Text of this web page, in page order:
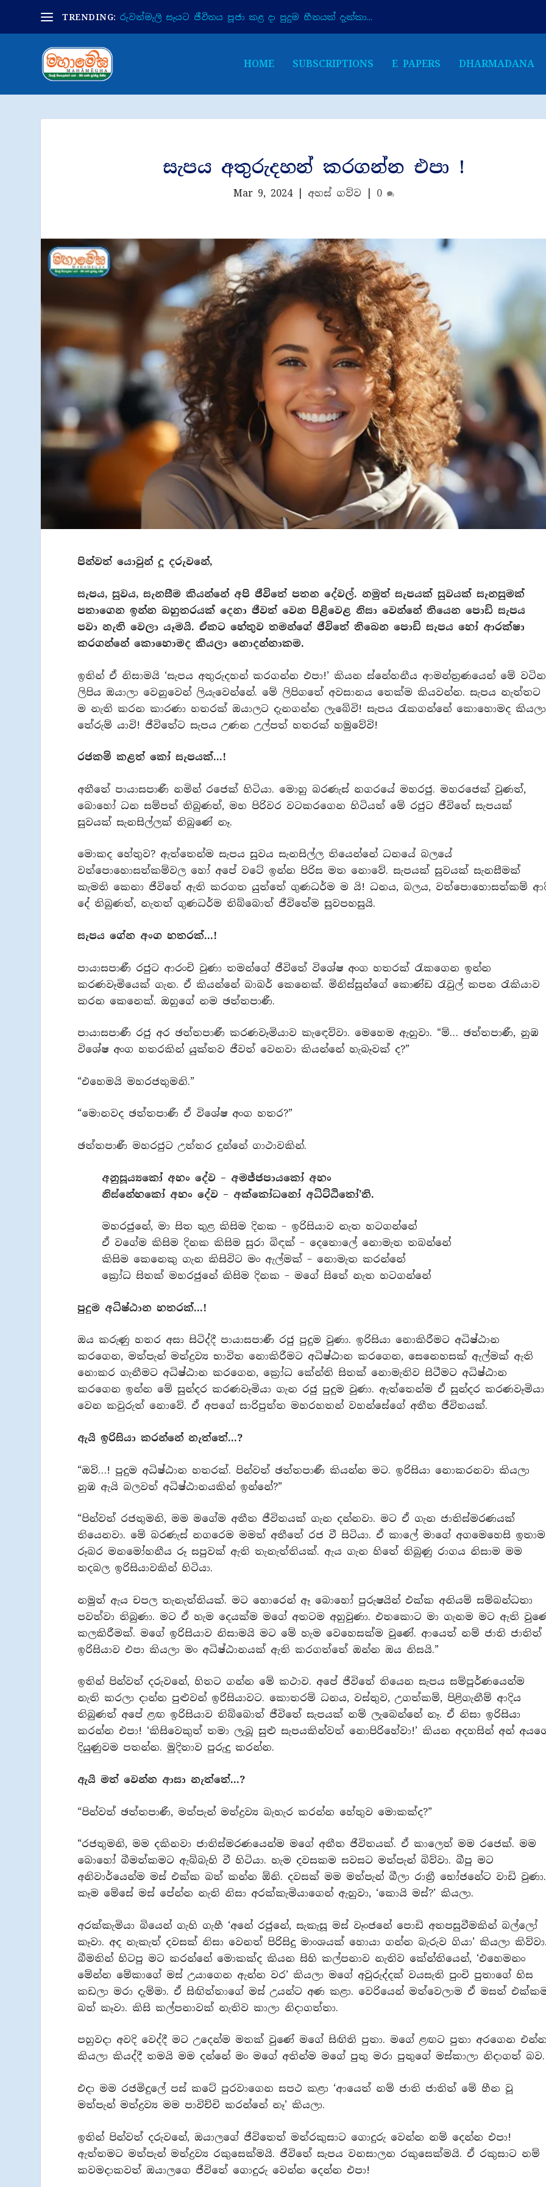
TRENDING: රුවන්මැලි සෑයට ජීවිතය පූජා කළ දා පුදුම හීනයක් දැක්කා...
HOME SUBSCRIPTIONS E PAPERS DHARMADANA
සැපය අතුරුදහන් කරගන්න එපා !
Mar 9, 2024| අහස් ගව්ව 0
පින්වත් යොවුන් දූ දරුවනේ,
සැපය, සුවය, සැනසීම කියන්නේ අපි ජීවිතේ පතන දේවල්. නමුත් සැපයක් සුවයක් සැනසුමක්
පතාගෙන ඉන්න බහුතරයක් දෙනා ජීවත් වෙන පිළිවෙළ නිසා වෙන්නේ තියෙන පොඩි සැපය
පවා නැති වෙලා යෑමයි. ඒකට හේතුව තමන්ගේ ජීවිතේ තිබෙන පොඩි සැපය හෝ ආරක්ෂා
කරගන්නේ කොහොමද කියලා නොදන්නාකම.
ඉතින් ඒ නිසාමයි ‘සැපය අතුරුදහන් කරගන්න එපා!’ කියන ස්නේහනීය ආමන්ත්‍රණයෙන් මේ
ලිපිය ඔයාලා වෙනුවෙන් ලියැවෙන්නේ. මේ ලිපිගතේ අවසානය තෙක්ම කියවන්න. සැපය නැත්තට
ම නැති කරන කාරණා හතරක් ඔයාලට දැනගන්න ලැබේවි! සැපය රැකගන්නේ කොහොමද කියලා
තේරුම් යාවි! ජීවිතේට සැපය උණන උල්පත් හතරක් හමුවේවි!
රජකම් කළත් කෝ සැපයක්…!
අතීතේ පායාසපාණී නමින් රජෙක් හිටියා. මොහු බරණැස් නගරයේ මහරජු. මහරජෙක් වුණත්,
බොහෝ ධන සම්පත් තිබුණත්, මහ පිරිවර වටකරගෙන හිටියත් මේ රජුට ජීවිතේ සැපයක්
සුවයක් සැනසිල්ලක් තිබුණේ නෑ.
මොකද හේතුව? ඇත්තෙන්ම සැපය සුවය සැනසිල්ල තියෙන්නේ ධනයේ බලයේ
වත්පොහොසත්කම්වල හෝ අපේ වටේ ඉන්න පිරිස මත නොවේ. සැපයක් සුවයක් සැනසීමක්
කැමති කෙනා ජීවිතේ ඇති කරගත යුත්තේ ගුණධර්ම ම යි! ධනය, බලය, වත්පොහොසත්කම්
දේ තිබුණත්, නැතත් ගුණධර්ම තිබ්බොත් ජීවිතේම සුවපහසුයි.
සැපය ගේන අංග හතරක්…!
පායාසපාණී රජුට ආරංචි වුණා තමන්ගේ ජීවිතේ විශේෂ අංග හතරක් රැකගෙන ඉන්න
කරණවෑමියෙක් ගැන. ඒ කියන්නේ බාබර් කෙනෙක්. මිනිස්සුන්ගේ කොණ්ඩ රැවුල් කපන රැකියාව
කරන කෙනෙක්. ඔහුගේ නම ඡත්තපාණී.
පායාසපාණී රජු අර ඡත්තපාණී කරණවෑමියාව කැඳෙව්වා. මෙහෙම ඇහුවා. “ම්… ඡත්තපාණී, නුඹ
විශේෂ අංග හතරකින් යුක්තව ජීවත් වෙනවා කියන්නේ හැබෑවක් ද?”
“එහෙමයි මහරජතුමනි.”
“මොනවද ඡත්තපාණී ඒ විශේෂ අංග හතර?”
ඡත්තපාණී මහරජුට උත්තර දුන්නේ ගාථාවකින්.
අනුසූය්‍යකෝ අහං දේව – අමජ්ජපායකෝ අහං
නිස්නේහකෝ අහං දේව – අක්කෝධනෝ අධිට්ඨිතෝ’ති.
මහරජුනේ, මා සිත තුළ කිසිම දිනක – ඉරිසියාව නැත හටගන්නේ
ඒ වගේම කිසිම දිනක කිසිම සුරා බිඳක් – දෙතොලේ නොමැත තබන්නේ
කිසිම කෙනෙකු ගැන කිසිවිට මං ඇල්මක් – නොමැත කරන්නේ
ක්‍රෝධ සිතක් මහරජුනේ කිසිම දිනක – මගේ සිතේ නැත හටගන්නේ
පුදුම අධිෂ්ඨාන හතරක්…!
ඔය කරුණු හතර අසා සිටිද්දී පායාසපාණී රජු පුදුම වුණා. ඉරිසියා නොකිරීමට අධිෂ්ඨාන
කරගෙන, මත්පැන් මත්ද්‍රව්‍ය භාවිත නොකිරීමට අධිෂ්ඨාන කරගෙන, සෙනෙහසක් ඇල්මක් ඇති
නොකර ගැනීමට අධිෂ්ඨාන කරගෙන, ක්‍රෝධ කේන්ති සිතක් නොමැතිව සිටීමට අධිෂ්ඨාන
කරගෙන ඉන්න මේ සුන්දර කරණවෑමියා ගැන රජු පුදුම වුණා. ඇත්තෙන්ම ඒ සුන්දර කරණවෑමියා
වෙන කවුරුත් නොවේ. ඒ අපගේ සාරිපුත්ත මහරහතන් වහන්සේගේ අතීත ජීවිතයක්.
ඇයි ඉරිසියා කරන්නේ නැත්තේ…?
“ඔව්…! පුදුම අධිෂ්ඨාන හතරක්. පින්වත් ඡත්තපාණී කියන්න මට. ඉරිසියා නොකරනවා කියලා
නුඹ ඇයි බලවත් අධිෂ්ඨානයකින් ඉන්නේ?”
“පින්වත් රජතුමනි, මම මගේම අතීත ජීවිතයක් ගැන දන්නවා. මට ඒ ගැන ජාතිස්මරණයක්
තියෙනවා. මේ බරණැස් නගරෙම මමත් අතීතේ රජ වී සිටියා. ඒ කාලේ මාගේ අගමෙහෙසි ඉතාම
රූබර මනමෝහනීය රූ සපුවක් ඇති තැනැත්තියක්. ඇය ගැන හිතේ තිබුණු රාගය නිසාම මම
තදබල ඉරිසියාවකින් හිටියා.
නමුත් ඇය චපල තැනැත්තියක්. මට හොරෙන් ඈ බොහෝ පුරුෂයින් එක්ක අනියම් සම්බන්ධතා
පවත්වා තිබුණා. මට ඒ හැම දෙයක්ම මගේ අතටම අහුවුණා. එතකොට මා ගැනම මට ඇති
කලකිරීමක්. මගේ ඉරිසියාව නිසාමයි මට මේ හැම වෙහෙසක්ම වුණේ. ආයෙත් නම් ජාති ජාතිත්
ඉරිසියාව එපා කියලා මං අධිෂ්ඨානයක් ඇති කරගත්තේ ඔන්න ඔය නිසයි.”
ඉතින් පින්වත් දරුවනේ, හිතට ගන්න මේ කථාව. අපේ ජීවිතේ තියෙන සැපය සම්පූර්ණයෙන්ම
නැති කරලා දාන්න පුළුවන් ඉරිසියාවට. කොතරම් ධනය, වස්තුව, උගත්කම්, පිළිගැනීම් ආදිය
තිබුණත් අපේ ළඟ ඉරිසියාව තිබ්බොත් ජීවිතේ සැපයක් නම් ලැබෙන්නේ නෑ. ඒ නිසා ඉරිසියා
කරන්න එපා! ‘කිසිවෙකුත් තමා ලැබූ සුළු සැපයකින්වත් නොපිරිහේවා!’ කියන අදහසින් අන්
දියුණුවම පතන්න. මුදිතාව පුරුදු කරන්න.
ඇයි මත් වෙන්න ආසා නැත්තේ…?
“පින්වත් ඡත්තපාණී, මත්පැන් මත්ද්‍රව්‍ය බැහැර කරන්න හේතුව මොකක්ද?”
“රජතුමනි, මම දකිනවා ජාතිස්මරණයෙන්ම මගේ අතීත ජීවිතයක්. ඒ කාලෙත් මම රජෙක්. මම
බොහෝ බීමත්කමට ඇබ්බැහි වී හිටියා. හැම දවසකම සවසට මත්පැන් බිව්වා. බීපු මට
අනිවාර්යෙන්ම මස් එක්ක බත් කන්න ඕනි. දවසක් මම මත්පැන් බීලා රාත්‍රී භෝජනේට වාඩි වුණා.
කෑම මේසේ මස් පේන්න නැති නිසා අරක්කැමියාගෙන් ඇහුවා, ‘කොයි මස්?’ කියලා.
අරක්කැමියා බියෙන් ගැහි ගැහී ‘අනේ රජුනේ, සැකැසූ මස් වෑංජනේ පොඩි අතපසුවීමකින් බල්ලෝ
කෑවා. අද නැකැත් දවසක් නිසා වෙනත් පිරිසිදු මාංශයක් හොයා ගන්න බැරුව ගියා’ කියලා
බීමතින් හිටපු මට කරන්නේ මොකක්ද කියන සිහි කල්පනාව නැතිව කේන්තියෙන්, ‘එහෙමනං
මේන්න මේකාගේ මස් උයාගෙන ඇන්න වර’ කියලා මගේ අවුරුද්දක් වයසැති පුංචි පුතාගේ හිස
කඩලා මරා දැම්මා. ඒ සිඟිත්තාගේ මස් උයන්ට අණ කළා. වෙරියෙන් මත්වෙලාම ඒ මසත්
බත් කෑවා. කිසි කල්පනාවක් නැතිව කාලා නිදාගත්තා.
පහුවදා අවදි වෙද්දී මට උදෙන්ම මතක් වුණේ මගේ සිඟිති පුතා. මගේ ළඟට පුතා අරගෙන
කියලා කියද්දී තමයි මම දන්නේ මං මගේ අතින්ම මගේ පුතු මරා පුතුගේ මස්කාලා නිදාගත් බව.
එදා මම රජමිදුලේ පස් කටේ පුරවාගෙන සපථ කළා ‘ආයෙත් නම් ජාති ජාතිත් මේ හීන වූ
මත්පැන් මත්ද්‍රව්‍ය මම පාවිච්චි කරන්නේ නෑ’ කියලා.
ඉතින් පින්වත් දරුවනේ, ඔයාලගේ ජීවිතෙත් මත්රකුසාට ගොදුරු වෙන්න නම් දෙන්න එපා!
ඇත්තමට මත්පැන් මත්ද්‍රව්‍ය රකුසෙක්මයි. ජීවිතේ සැපය වනසාලන රකුසෙක්මයි. ඒ රකුසාට නම්
කවමදාකවත් ඔයාලගෙ ජීවිතේ ගොදුරු වෙන්න දෙන්න එපා!